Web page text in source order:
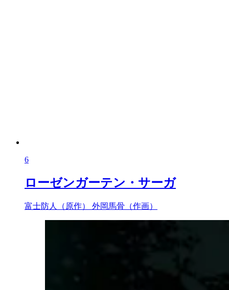
6
ローゼンガーテン・サーガ
富士防人（原作） 外岡馬骨（作画）